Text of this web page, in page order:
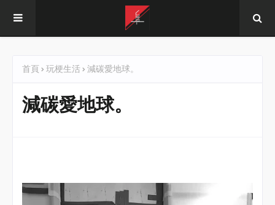
首頁 玩梗生活 減碳愛地球。
減碳愛地球。